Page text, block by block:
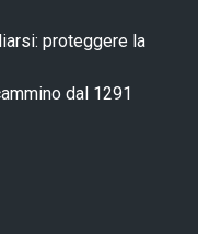
proteggere la
dal 1291